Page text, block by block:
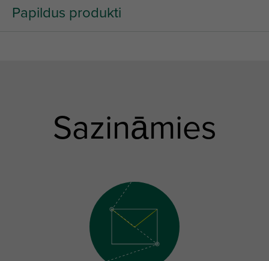
Papildus produkti
Sazināmies